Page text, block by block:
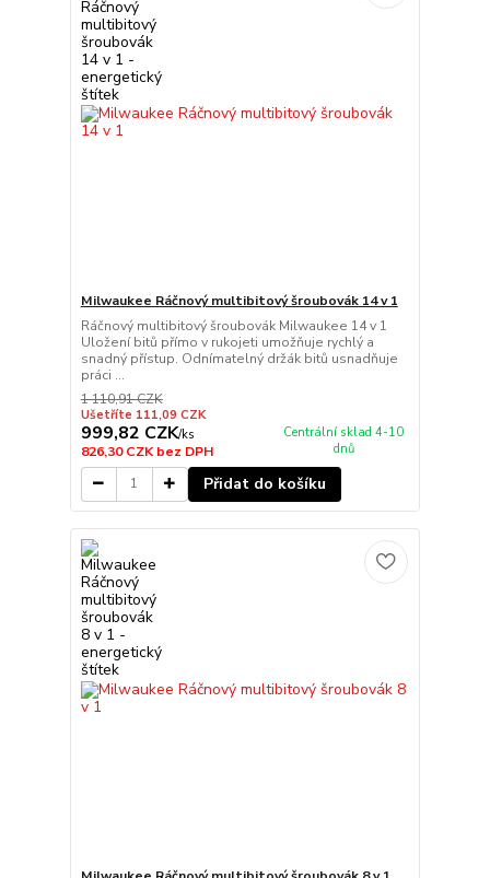
Milwaukee Ráčnový multibitový šroubovák 14 v 1
Ráčnový multibitový šroubovák Milwaukee 14 v 1
Uložení bitů přímo v rukojeti umožňuje rychlý a
snadný přístup. Odnímatelný držák bitů usnadňuje
práci ...
1 110,91 CZK
Ušetříte 111,09 CZK
999,82 CZK/ks
826,30 CZKbez DPH
Centrální sklad 4-10
dnů
Přidat do košíku